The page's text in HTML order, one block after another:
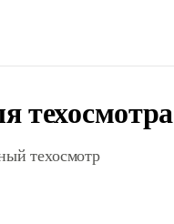
техосмотра
техосмотр